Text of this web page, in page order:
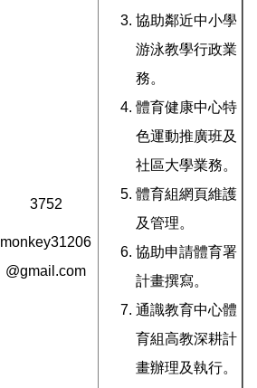
3752
monkey31206
@gmail.com
協助鄰近中小學
游泳教學行政業
務。
體育健康中心特
色運動推廣班及
社區大學業務。
體育組網頁維護
及管理。
協助申請體育署
計畫撰寫。
通識教育中心體
育組高教深耕計
畫辦理及執行。